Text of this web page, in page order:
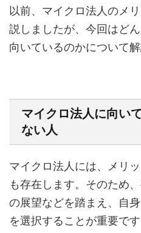
以前、マイクロ法人のメ
説しましたが、今回はど
向いているのかについて
マイクロ法人に向い
ない人
マイクロ法人には、メリ
も存在します。そのため
の展望などを踏まえ、自
を選択することが重要です